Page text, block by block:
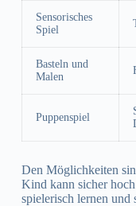
Sensorisches
Spiel
Basteln und
Malen
Puppenspiel
Den Möglichkeiten
Kind kann sicher
spielerisch lernen